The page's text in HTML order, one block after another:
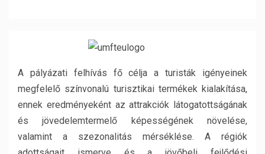
A pályázati felhívás fő célja a turisták igényeinek
megfelelő színvonalú turisztikai termékek kialakítása,
ennek eredményeként az attrakciók látogatottságának
és jövedelemtermelő képességének növelése,
valamint a szezonalitás mérséklése. A régiók